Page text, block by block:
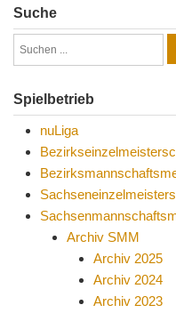
Suche
Spielbetrieb
nuLiga
Archiv SMM
Archiv 2025
Archiv 2024
Archiv 2023